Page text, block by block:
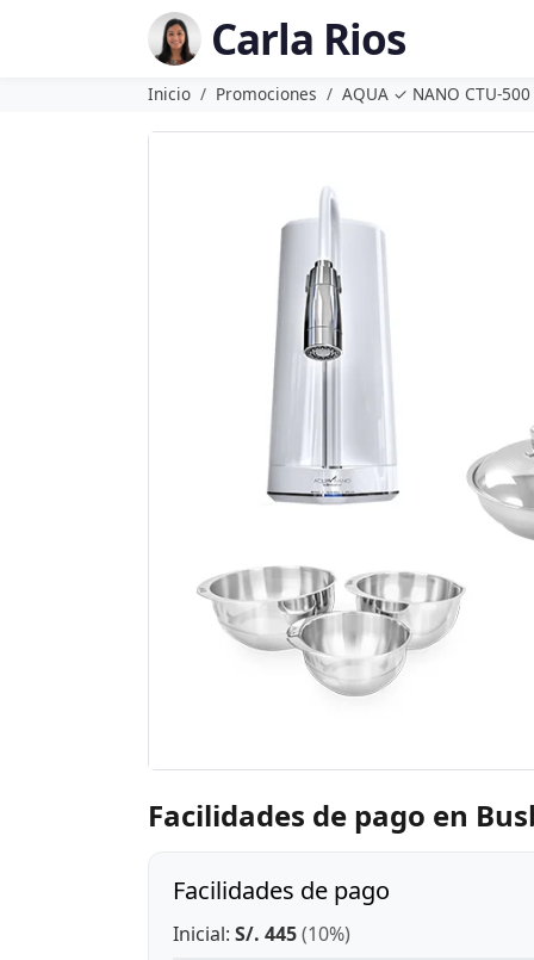
Carla Rios
Inicio Promociones AQUA ✓ NANO CTU-500
Facilidades de pago en
Facilidades de pago
Inicial: S/. 445(10%)